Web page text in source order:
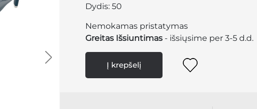
Dydis: 50
Nemokamas pristatymas
Greitas Išsiuntimas - išsiųsime per 3-5 d.d.
Į krepšelį